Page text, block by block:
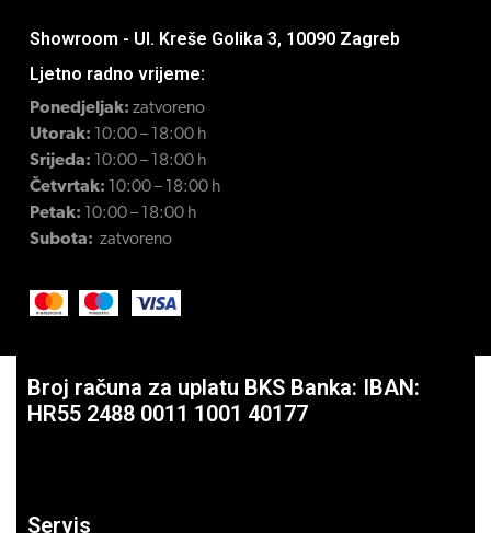
Showroom - Ul. Kreše Golika 3, 10090 Zagreb
Ljetno radno vrijeme:
Ponedjeljak: zatvoreno
Utorak: 10:00 – 18:00 h
Srijeda: 10:00 – 18:00 h
Četvrtak: 10:00 – 18:00 h
Petak: 10:00 – 18:00 h
Subota: zatvoreno
Broj računa za uplatu BKS Banka: IBAN:
HR55 2488 0011 1001 40177
Servis